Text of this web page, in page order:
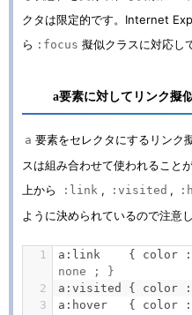
クタは限定的です。Internet
ら :focus 擬似クラスに対応し
a要素に対してリンク擬
a 要素をセレクタにするリンク
スは組み合わせて使われること
上から
:link , :visited ,
ように決められているので注意
a : link { color :
none ; }
a : visited { color :
a : hover { color :